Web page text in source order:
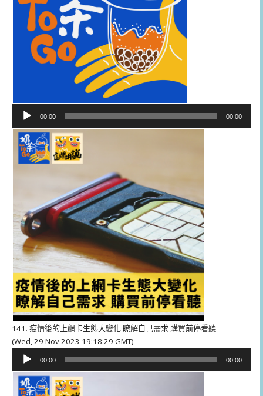
播
器
00:00 00:00
141. 疫情後的上網卡生態大變化 瞭解自己需求 購買前停看聽
(Wed, 29 Nov 2023 19:18:29 GMT)
播
00:00 00:00